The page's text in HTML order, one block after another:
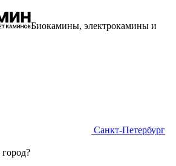
Биокамины, электрокамины и
Санкт-Петербург